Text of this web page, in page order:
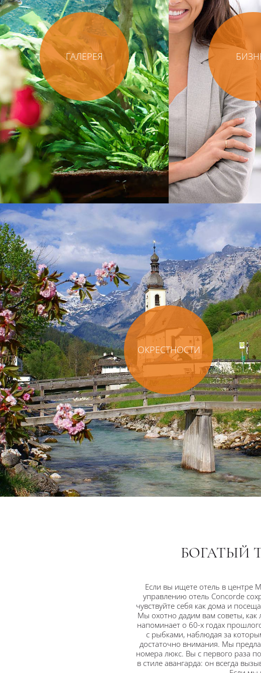
ГАЛЕРЕЯ
ОКРЕСТНОСТИ
БОГАТЫЙ
Если вы ищете отель в центре
управлению отель Concorde
чувствуйте себя как дома и
Мы охотно дадим вам советы, как
напоминает о 60-х годах
с рыбками, наблюдая за
достаточно внимания. Мы
номера люкс. Вы с первого раза
в стиле авангарда: он всегда